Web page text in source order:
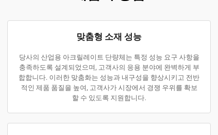
맞춤형 소재 성능
당사의 산업용 아크릴레이트 단량체는 특정 성능 요구 사항을
충족하도록 설계되었으며, 고객사의 응용 분야에 완벽하게 부
합합니다. 이러한 맞춤화는 성능과 내구성을 향상시키고 전반
적인 제품 품질을 높여, 고객사가 시장에서 경쟁 우위를 확보
할 수 있도록 지원합니다.